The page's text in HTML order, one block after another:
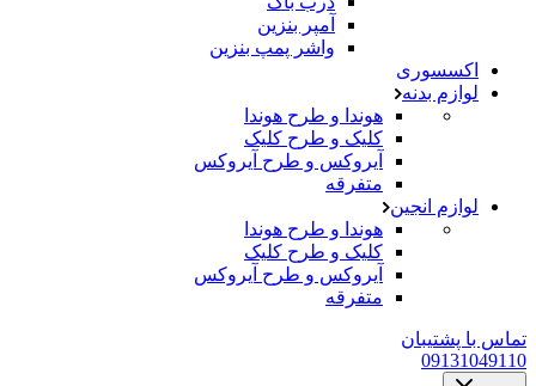
آمپر بنزین
واشر پمپ بنزین
اکسسوری
لوازم بدنه
هوندا و طرح هوندا
کلیک و طرح کلیک
آیروکس و طرح آیروکس
متفرقه
لوازم انجین
هوندا و طرح هوندا
کلیک و طرح کلیک
آیروکس و طرح آیروکس
متفرقه
تماس با پشتیبان
09131049110